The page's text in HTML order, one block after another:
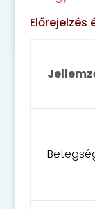
Előrejelzés